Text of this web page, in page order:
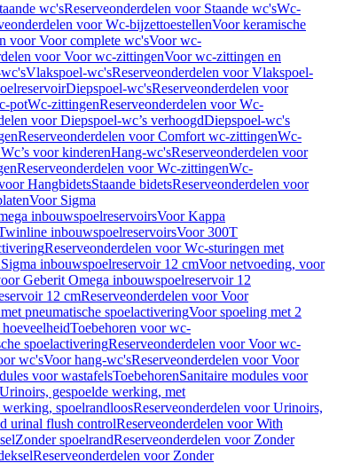
wc'sReserveonderdelen voor Staande wc'sWc-
voor Wc-bijzettoestellenVoor keramische
voor Voor complete wc'sVoor wc-
voor Voor wc-zittingenVoor wc-zittingen en
Vlakspoel-wc'sReserveonderdelen voor Vlakspoel-
Diepspoel-wc'sReserveonderdelen voor
potWc-zittingenReserveonderdelen voor Wc-
voor Diepspoel-wc’s verhoogdDiepspoel-wc's
Reserveonderdelen voor Comfort wc-zittingenWc-
voor kinderenHang-wc'sReserveonderdelen voor
Reserveonderdelen voor Wc-zittingenWc-
HangbidetsStaande bidetsReserveonderdelen voor
Voor Sigma
inbouwspoelreservoirsVoor Kappa
inbouwspoelreservoirsVoor 300T
Reserveonderdelen voor Wc-sturingen met
inbouwspoelreservoir 12 cmVoor netvoeding, voor
Geberit Omega inbouwspoelreservoir 12
12 cmReserveonderdelen voor Voor
pneumatische spoelactiveringVoor spoeling met 2
Toebehoren voor wc-
spoelactiveringReserveonderdelen voor Voor wc-
wc'sVoor hang-wc'sReserveonderdelen voor Voor
voor wastafelsToebehorenSanitaire modules voor
Urinoirs, gespoelde werking, met
spoelrandloosReserveonderdelen voor Urinoirs,
urinal flush controlReserveonderdelen voor With
Zonder spoelrandReserveonderdelen voor Zonder
Reserveonderdelen voor Zonder